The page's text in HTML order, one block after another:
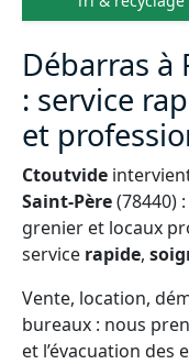
Débarras à
: service
et
Ctoutvide
Saint-Père(78440)
grenier et locaux
service rapide,
Vente, location,
bureaux : nous
et l’évacuation des